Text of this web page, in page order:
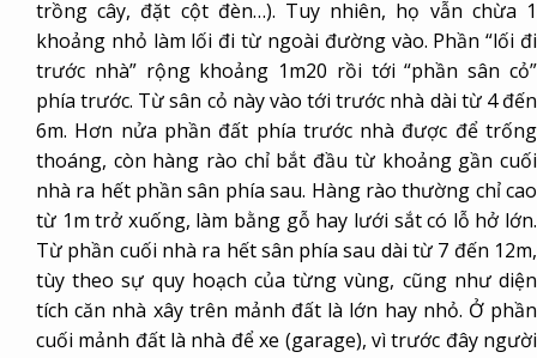
trồng cây, đặt cột đèn…). Tuy nhiên, họ vẫn chừa 1
khoảng nhỏ làm lối đi từ ngoài đường vào. Phần “lối đi
trước nhà” rộng khoảng 1m20 rồi tới “phần sân cỏ”
phía trước. Từ sân cỏ này vào tới trước nhà dài từ 4 đến
6m. Hơn nửa phần đất phía trước nhà được để trống
thoáng, còn hàng rào chỉ bắt đầu từ khoảng gần cuối
nhà ra hết phần sân phía sau. Hàng rào thường chỉ cao
từ 1m trở xuống, làm bằng gỗ hay lưới sắt có lỗ hở lớn.
Từ phần cuối nhà ra hết sân phía sau dài từ 7 đến 12m,
tùy theo sự quy hoạch của từng vùng, cũng như diện
tích căn nhà xây trên mảnh đất là lớn hay nhỏ. Ở phần
cuối mảnh đất là nhà để xe (garage), vì trước đây người